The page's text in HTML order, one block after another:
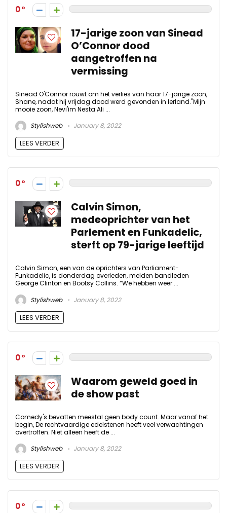
0
17-jarige zoon van Sinead
O’Connor dood
aangetroffen na
vermissing
Sinead O'Connor rouwt om het verlies van haar 17-jarige zoon,
Shane, nadat hij vrijdag dood werd gevonden in Ierland."Mijn
mooie zoon, Nevi'im Nesta Ali ...
Stylishweb
January 8, 2022
LEES VERDER
0
Calvin Simon,
medeoprichter van het
Parlement en Funkadelic,
sterft op 79-jarige leeftijd
Calvin Simon, een van de oprichters van Parliament-
Funkadelic, is donderdag overleden, melden bandleden
George Clinton en Bootsy Collins. “We hebben weer ...
Stylishweb
January 8, 2022
LEES VERDER
0
Waarom geweld goed in
de show past
Comedy's bevatten meestal geen body count. Maar vanaf het
begin, De rechtvaardige edelstenen heeft veel verwachtingen
overtroffen. Niet alleen heeft de ...
Stylishweb
January 8, 2022
LEES VERDER
0